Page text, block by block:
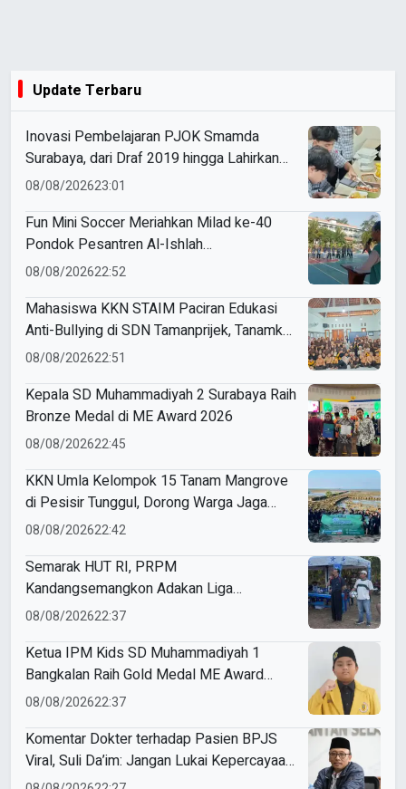
Update Terbaru
Inovasi Pembelajaran PJOK Smamda
Surabaya, dari Draf 2019 hingga Lahirkan
Modul Gizi Digital
08/08/202623:01
Fun Mini Soccer Meriahkan Milad ke-40
Pondok Pesantren Al-Ishlah
Sendangagung
08/08/202622:52
Mahasiswa KKN STAIM Paciran Edukasi
Anti-Bullying di SDN Tamanprijek, Tanamkan
Empati Sejak Dini
08/08/202622:51
Kepala SD Muhammadiyah 2 Surabaya Raih
Bronze Medal di ME Award 2026
08/08/202622:45
KKN Umla Kelompok 15 Tanam Mangrove
di Pesisir Tunggul, Dorong Warga Jaga
Lingkungan
08/08/202622:42
Semarak HUT RI, PRPM
Kandangsemangkon Adakan Liga
Kemerdekaan 2026
08/08/202622:37
Ketua IPM Kids SD Muhammadiyah 1
Bangkalan Raih Gold Medal ME Award
2026
08/08/202622:37
Komentar Dokter terhadap Pasien BPJS
Viral, Suli Da’im: Jangan Lukai Kepercayaan
Publik